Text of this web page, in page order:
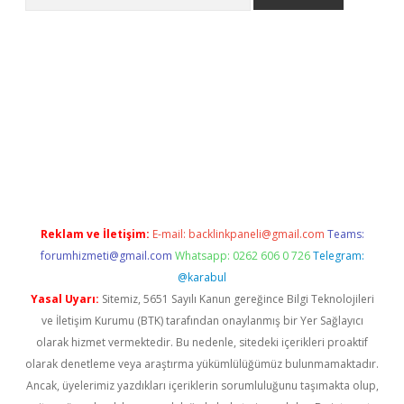
Reklam ve İletişim: E-mail: backlinkpaneli@gmail.com Teams:
forumhizmeti@gmail.com Whatsapp: 0262 606 0 726 Telegram:
@karabul
Yasal Uyarı: Sitemiz, 5651 Sayılı Kanun gereğince Bilgi Teknolojileri
ve İletişim Kurumu (BTK) tarafından onaylanmış bir Yer Sağlayıcı
olarak hizmet vermektedir. Bu nedenle, sitedeki içerikleri proaktif
olarak denetleme veya araştırma yükümlülüğümüz bulunmamaktadır.
Ancak, üyelerimiz yazdıkları içeriklerin sorumluluğunu taşımakta olup,